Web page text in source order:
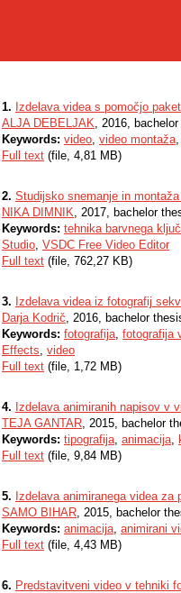
1. Izdelava videa s pomočjo
ALJA DEBELJAK, 2016,
Keywords: video, video montaža,
Full text (file, 4,81 MB)
2. Studijsko snemanje in
NIKA DIMNIK, 2017, bachelor
Keywords: tehnika barvnega
Studio, VSDC Free Video Editor
Full text (file, 762,27 KB)
3. Izdelava videa iz fotografij
Darja Kodrič, 2016, bachelor
Keywords: fotografija, fotografija
Effects, video
Full text (file, 1,72 MB)
4. Izdelava animiranih napisov v
TEJA GANTAR, 2015, bachelor
Keywords: tipografija, animacija,
Full text (file, 9,84 MB)
5. Izdelava animiranega videa za
SAMO BIHAR, 2015, bachelor
Keywords: animacija, animirani
Full text (file, 4,43 MB)
6. Predstavitveni video v tehniki